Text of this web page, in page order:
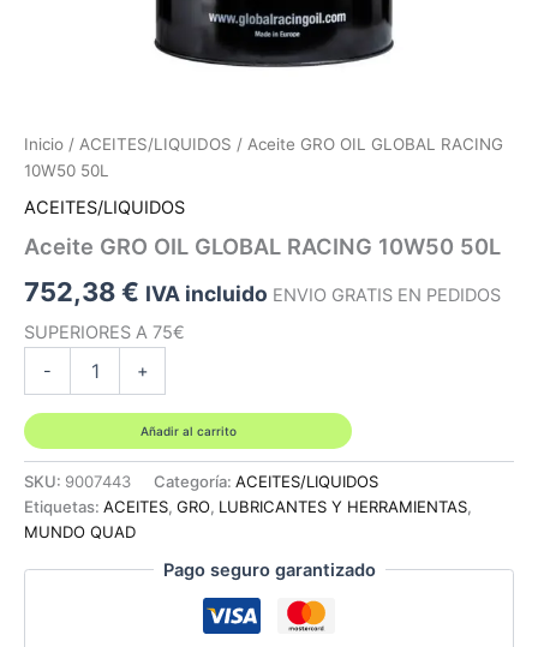
Inicio / ACEITES/LIQUIDOS / Aceite GRO OIL GLOBAL RACING
10W50 50L
ACEITES/LIQUIDOS
Aceite GRO OIL GLOBAL RACING 10W50 50L
752,38€ IVA incluido ENVIO GRATIS EN PEDIDOS
SUPERIORES A 75€
-
GLOBAL
RACING
10W50
50L
cantidad
+
Añadir al carrito
SKU: 9007443 Categoría: ACEITES/LIQUIDOS
Etiquetas: ACEITES, GRO, LUBRICANTES Y HERRAMIENTAS,
MUNDO QUAD
Pago seguro garantizado